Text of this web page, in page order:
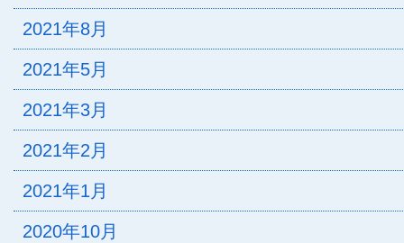
2021年8月
2021年5月
2021年3月
2021年2月
2021年1月
2020年10月